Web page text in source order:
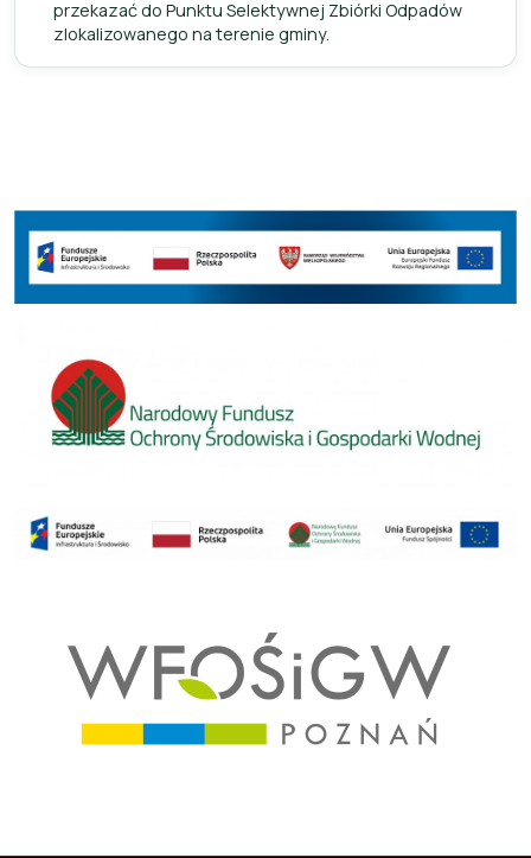
przekazać do Punktu Selektywnej Zbiórki Odpadów
zlokalizowanego na terenie gminy.